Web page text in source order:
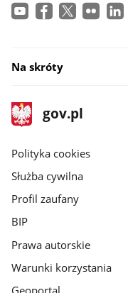
Na skróty
stopka
gov.pl
Strona
gov.pl
gov.pl
Polityka cookies
Służba cywilna
Profil zaufany
BIP
Prawa autorskie
Warunki korzystania